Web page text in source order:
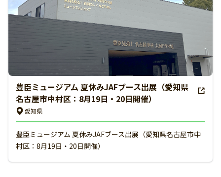
豊臣ミュージアム 夏休みJAFブース出展（愛知県
名古屋市中村区：8月19日・20日開催）
愛知県
豊臣ミュージアム 夏休みJAFブース出展（愛知県名古屋市中
村区：8月19日・20日開催）